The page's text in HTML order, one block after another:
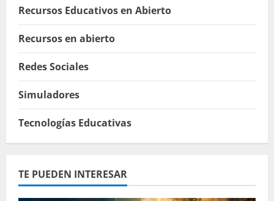
Recursos Educativos en Abierto
Recursos en abierto
Redes Sociales
Simuladores
Tecnologías Educativas
TE PUEDEN INTERESAR